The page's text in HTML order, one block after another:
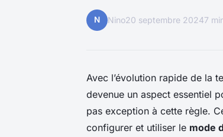
N Nino20 septembre 20247
Avec l’évolution rapide de la
devenue un aspect essentiel
pas exception à cette règle.
configurer et utiliser le mode